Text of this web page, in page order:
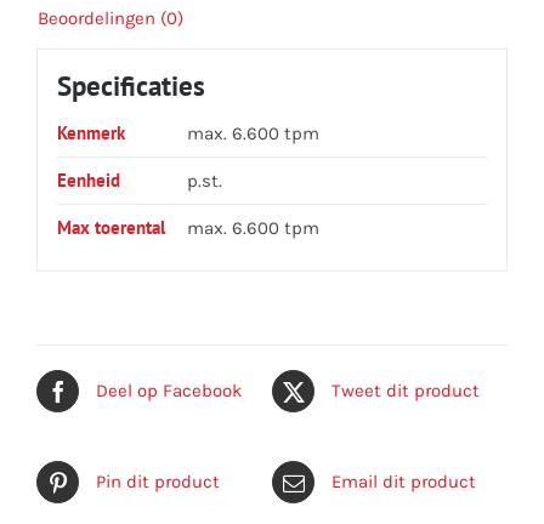
Beoordelingen (0)
Specificaties
Kenmerk max. 6.600 tpm
Eenheid p.st.
Max toerental max. 6.600 tpm
Deel op Facebook Tweet dit product
Pin dit product Email dit product